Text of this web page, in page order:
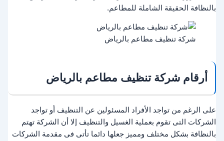
بالنظافة الحقيقة الشاملة للمطاعم.
شركة تنظيف مطاعم بالرياض
أرقام شركة تنظيف مطاعم بالرياض
على الرغم من تواجد الأفراد المسئولين عن التنظيف أو تواجد
الشركات التى تقوم بعملية الغسيل والتنظيف إلا أن الشركة تهتم
بالنظافة بشكل مختلف ومميز جعلها دائما تأتى فى مقدمة الشركات